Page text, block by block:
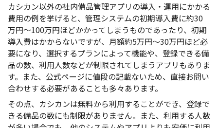
カシカン以外の社内備品管理アプリの導入・運用にかかる
費用の例を挙げると、管理システムの初期導入費に約30
万円～100万円ほどかかってしまうものであったり、初期
導入費はかからないですが、月額約5万円～30万円ほど必
要になり、選択するプランによって機能や、登録できる備
品の数、利用人数などが制限されてしまうアプリもありま
す。また、公式ページに値段の記載ないため、直接お問い
合わせする必要があることも多々あります。
その点、カシカンは無料から利用することができ、登録で
きる備品の数にも制限がありません。また、利用する人数